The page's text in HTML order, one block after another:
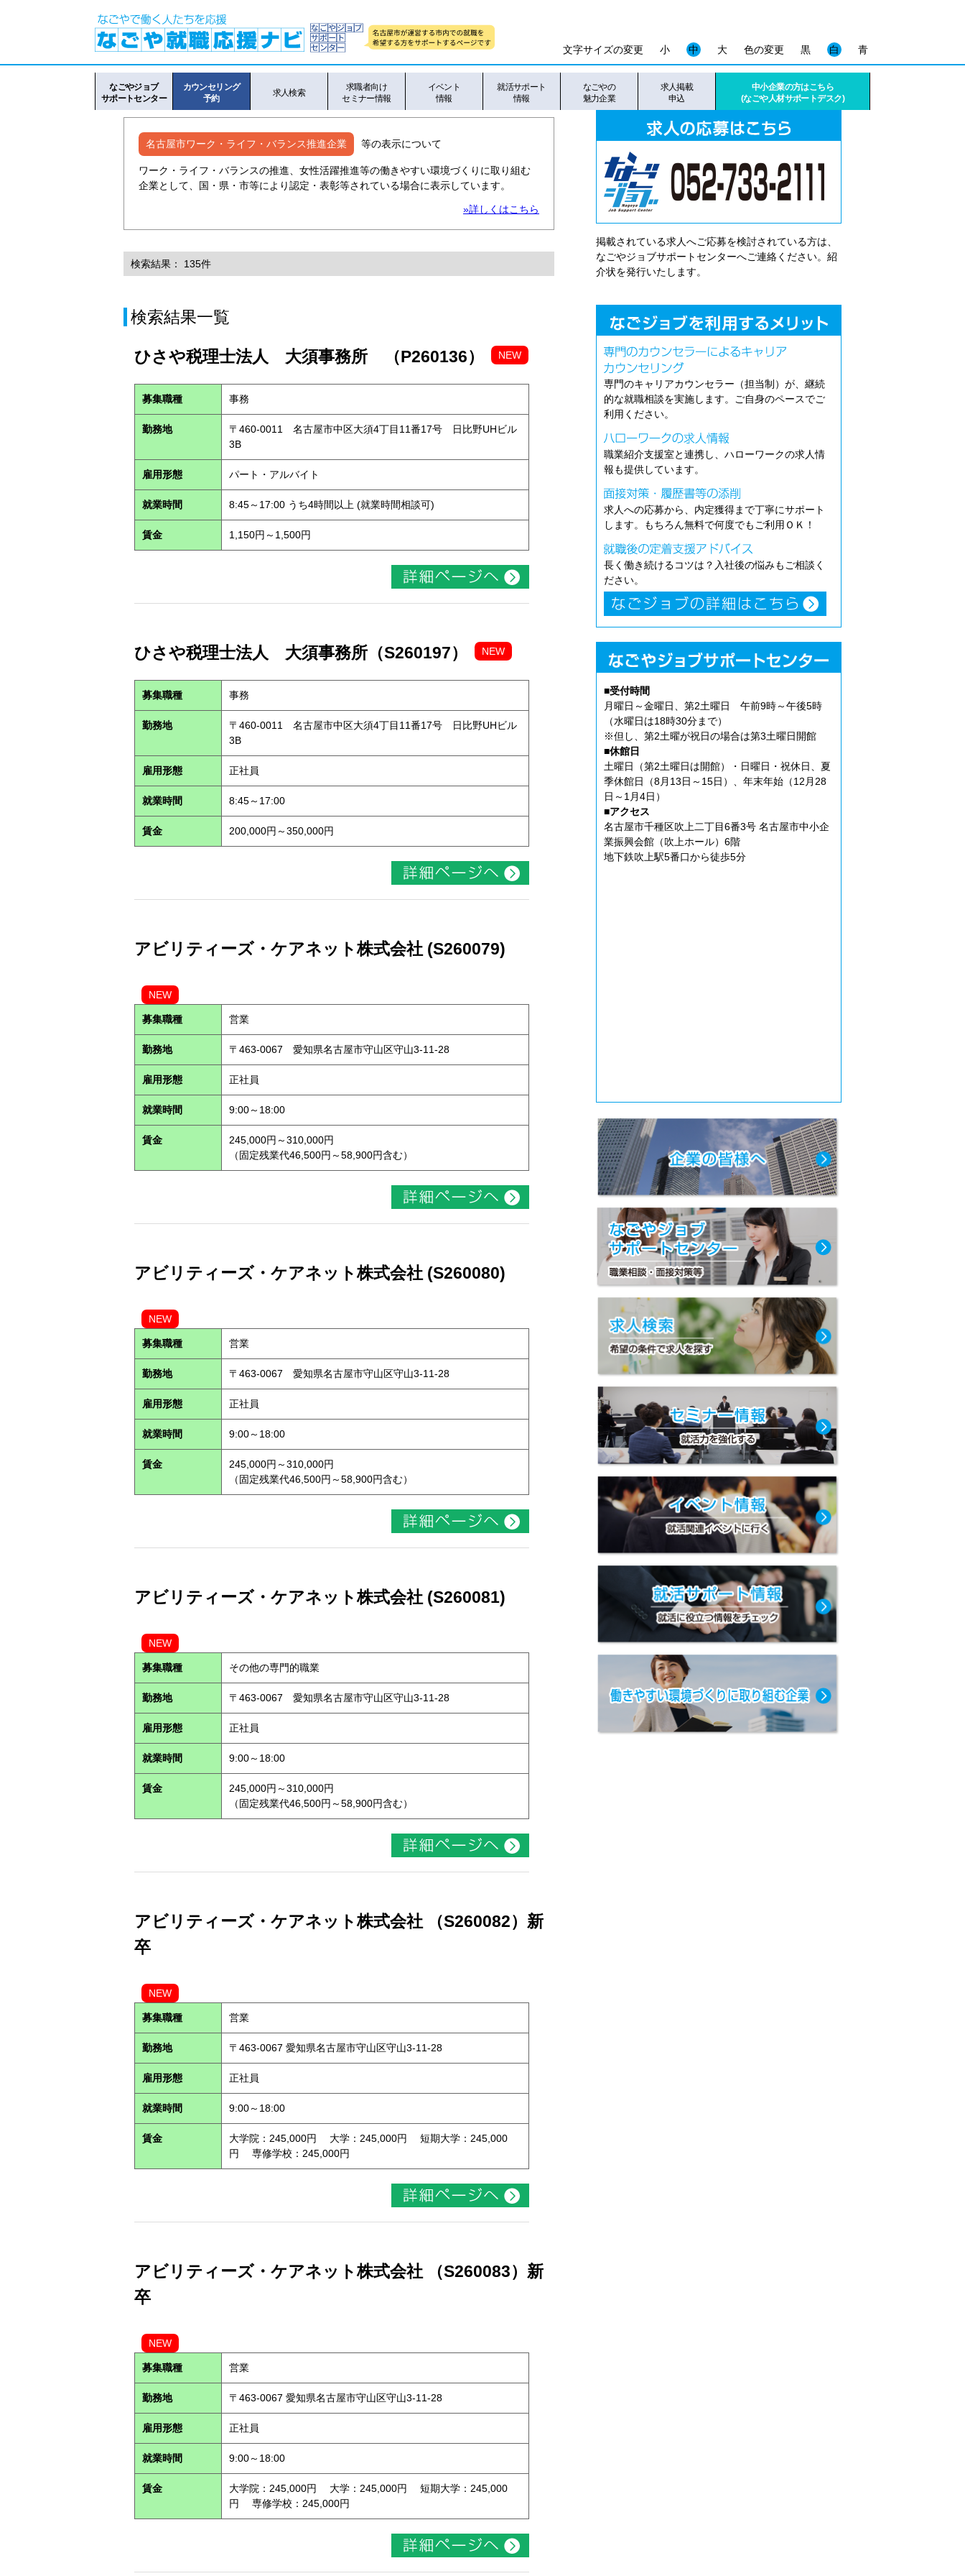
色の変更 黒 白 青
文字サイズの変更 小 中 大
なごやジョブ
サポートセンター
カウンセリング
予約
求人検索
求職者向け
セミナー情報
イベント
情報
就活サポート
情報
なごやの
魅力企業
求人掲載
申込
中小企業の方はこちら
(なごや人材サポートデスク)
名古屋市ワーク・ライフ・バランス推進企業 等の表示について
ワーク・ライフ・バランスの推進、女性活躍推進等の働きやすい環境づくりに取り組む
企業として、国・県・市等により認定・表彰等されている場合に表示しています。
»詳しくはこちら
検索結果： 135件
検索結果一覧
ひさや税理士法人 大須事務所 （P260136） NEW
募集職種 事務
勤務地
〒460-0011 名古屋市中区大須4丁目11番17号 日比野UHビル
3B
雇用形態 パート・アルバイト
就業時間 8:45～17:00 うち4時間以上 (就業時間相談可)
賃金 1,150円～1,500円
ひさや税理士法人 大須事務所（S260197） NEW
募集職種 事務
勤務地
〒460-0011 名古屋市中区大須4丁目11番17号 日比野UHビル
3B
雇用形態 正社員
就業時間 8:45～17:00
賃金 200,000円～350,000円
アビリティーズ・ケアネット株式会社 (S260079)
NEW
募集職種 営業
勤務地 〒463-0067 愛知県名古屋市守山区守山3-11-28
雇用形態 正社員
就業時間 9:00～18:00
賃金
245,000円～310,000円
（固定残業代46,500円～58,900円含む）
アビリティーズ・ケアネット株式会社 (S260080)
NEW
募集職種 営業
勤務地 〒463-0067 愛知県名古屋市守山区守山3-11-28
雇用形態 正社員
就業時間 9:00～18:00
賃金
245,000円～310,000円
（固定残業代46,500円～58,900円含む）
アビリティーズ・ケアネット株式会社 (S260081)
NEW
募集職種 その他の専門的職業
勤務地 〒463-0067 愛知県名古屋市守山区守山3-11-28
雇用形態 正社員
就業時間 9:00～18:00
賃金
245,000円～310,000円
（固定残業代46,500円～58,900円含む）
アビリティーズ・ケアネット株式会社 （S260082）新
卒
NEW
募集職種 営業
勤務地 〒463-0067 愛知県名古屋市守山区守山3-11-28
雇用形態 正社員
就業時間 9:00～18:00
賃金
大学院：245,000円 大学：245,000円 短期大学：245,000
円 専修学校：245,000円
アビリティーズ・ケアネット株式会社 （S260083）新
卒
NEW
募集職種 営業
勤務地 〒463-0067 愛知県名古屋市守山区守山3-11-28
雇用形態 正社員
就業時間 9:00～18:00
賃金
大学院：245,000円 大学：245,000円 短期大学：245,000
円 専修学校：245,000円
掲載されている求人へご応募を検討されている方は、
なごやジョブサポートセンターへご連絡ください。紹
介状を発行いたします。
専門のキャリアカウンセラー（担当制）が、継続
的な就職相談を実施します。ご自身のペースでご
利用ください。
職業紹介支援室と連携し、ハローワークの求人情
報も提供しています。
求人への応募から、内定獲得まで丁寧にサポート
します。もちろん無料で何度でもご利用ＯＫ！
長く働き続けるコツは？入社後の悩みもご相談く
ださい。
■受付時間
月曜日～金曜日、第2土曜日 午前9時～午後5時
（水曜日は18時30分まで）
※但し、第2土曜が祝日の場合は第3土曜日開館
■休館日
土曜日（第2土曜日は開館）・日曜日・祝休日、夏
季休館日（8月13日～15日）、年末年始（12月28
日～1月4日）
■アクセス
名古屋市千種区吹上二丁目6番3号 名古屋市中小企
業振興会館（吹上ホール）6階
地下鉄吹上駅5番口から徒歩5分